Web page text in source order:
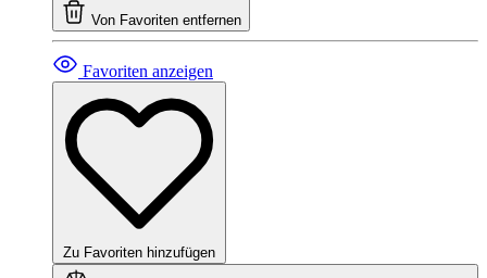
Von Favoriten entfernen
Favoriten anzeigen
Zu Favoriten hinzufügen